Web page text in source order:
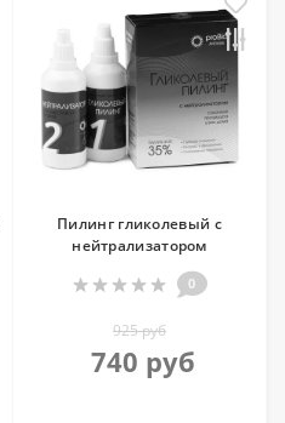
Пилинг гликолевый с
нейтрализатором
0
925 руб
740 руб